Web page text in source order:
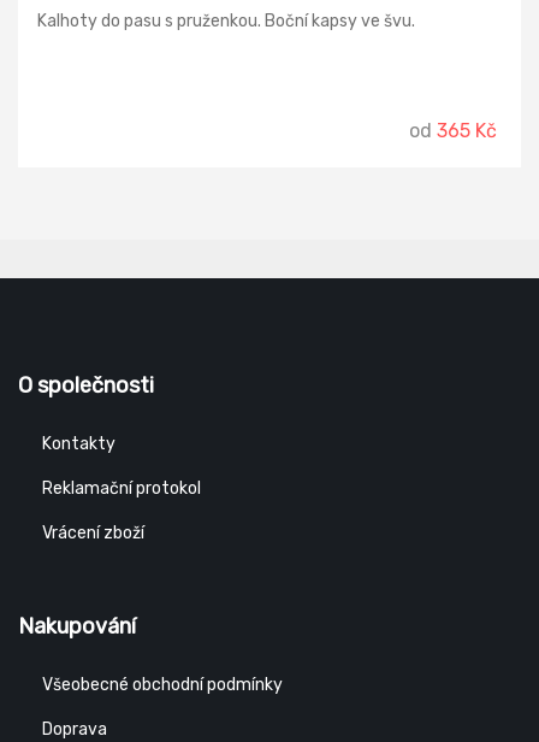
Kalhoty do pasu s pruženkou. Boční kapsy ve švu.
od 365 Kč
O společnosti
Kontakty
Reklamační protokol
Vrácení zboží
Nakupování
Všeobecné obchodní podmínky
Doprava